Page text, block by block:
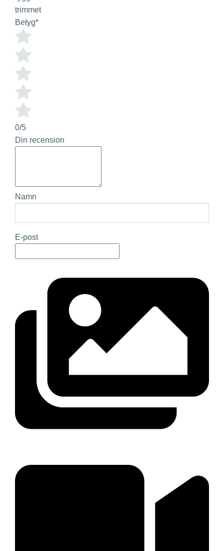
trimmet
Betyg*
0/5
Din recension
Namn
E-post